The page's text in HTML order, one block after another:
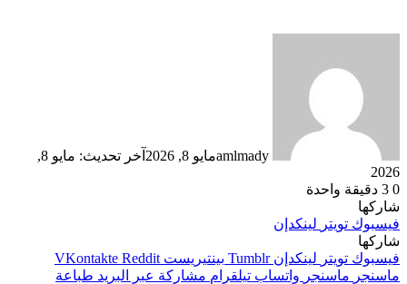
amlmadyمايو 8, 2026
آخر تحديث: مايو 8,
2026
0
دقيقة واحدة
شاركها
فيسبوك تويتر لينكدإن
شاركها
فيسبوك تويتر لينكدإن بينتيريست
ماسنجر ماسنجر واتساب تيلقرام مشاركة عبر البريد طباعة